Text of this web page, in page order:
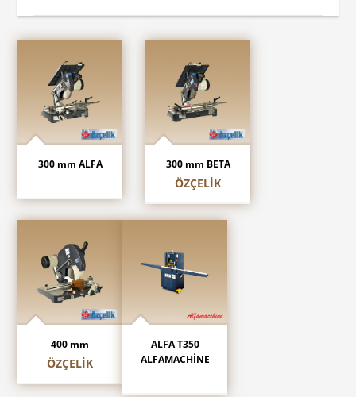
300 mm ALFA 300 mm BETA
ÖZÇELİK
400 mm
ÖZÇELİK
ALFA T350
ALFAMACHİNE